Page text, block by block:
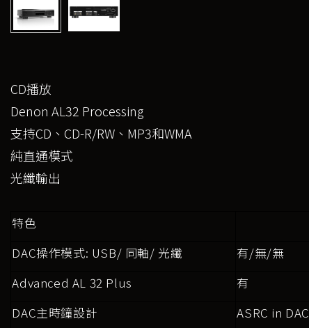
CD播放
Denon AL32 Processing
支持CD 、 CD-R/RW、 MP3和WMA
純直通模式
光纖輸出
特色
DAC操作模式: USB/ 同軸/ 光纖
有/無/無
Advanced AL 32 Plus
有
DAC主時鐘設計
ASRC in DAC